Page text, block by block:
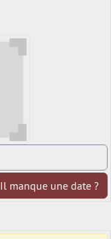
Il manque une date ?